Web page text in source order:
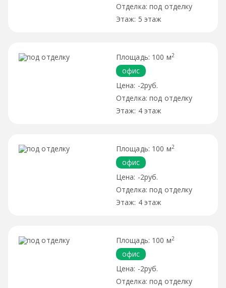
под отделку
5 этаж
100 м2
офис
-2руб.
под отделку
4 этаж
100 м2
офис
-2руб.
под отделку
4 этаж
100 м2
офис
-2руб.
под отделку